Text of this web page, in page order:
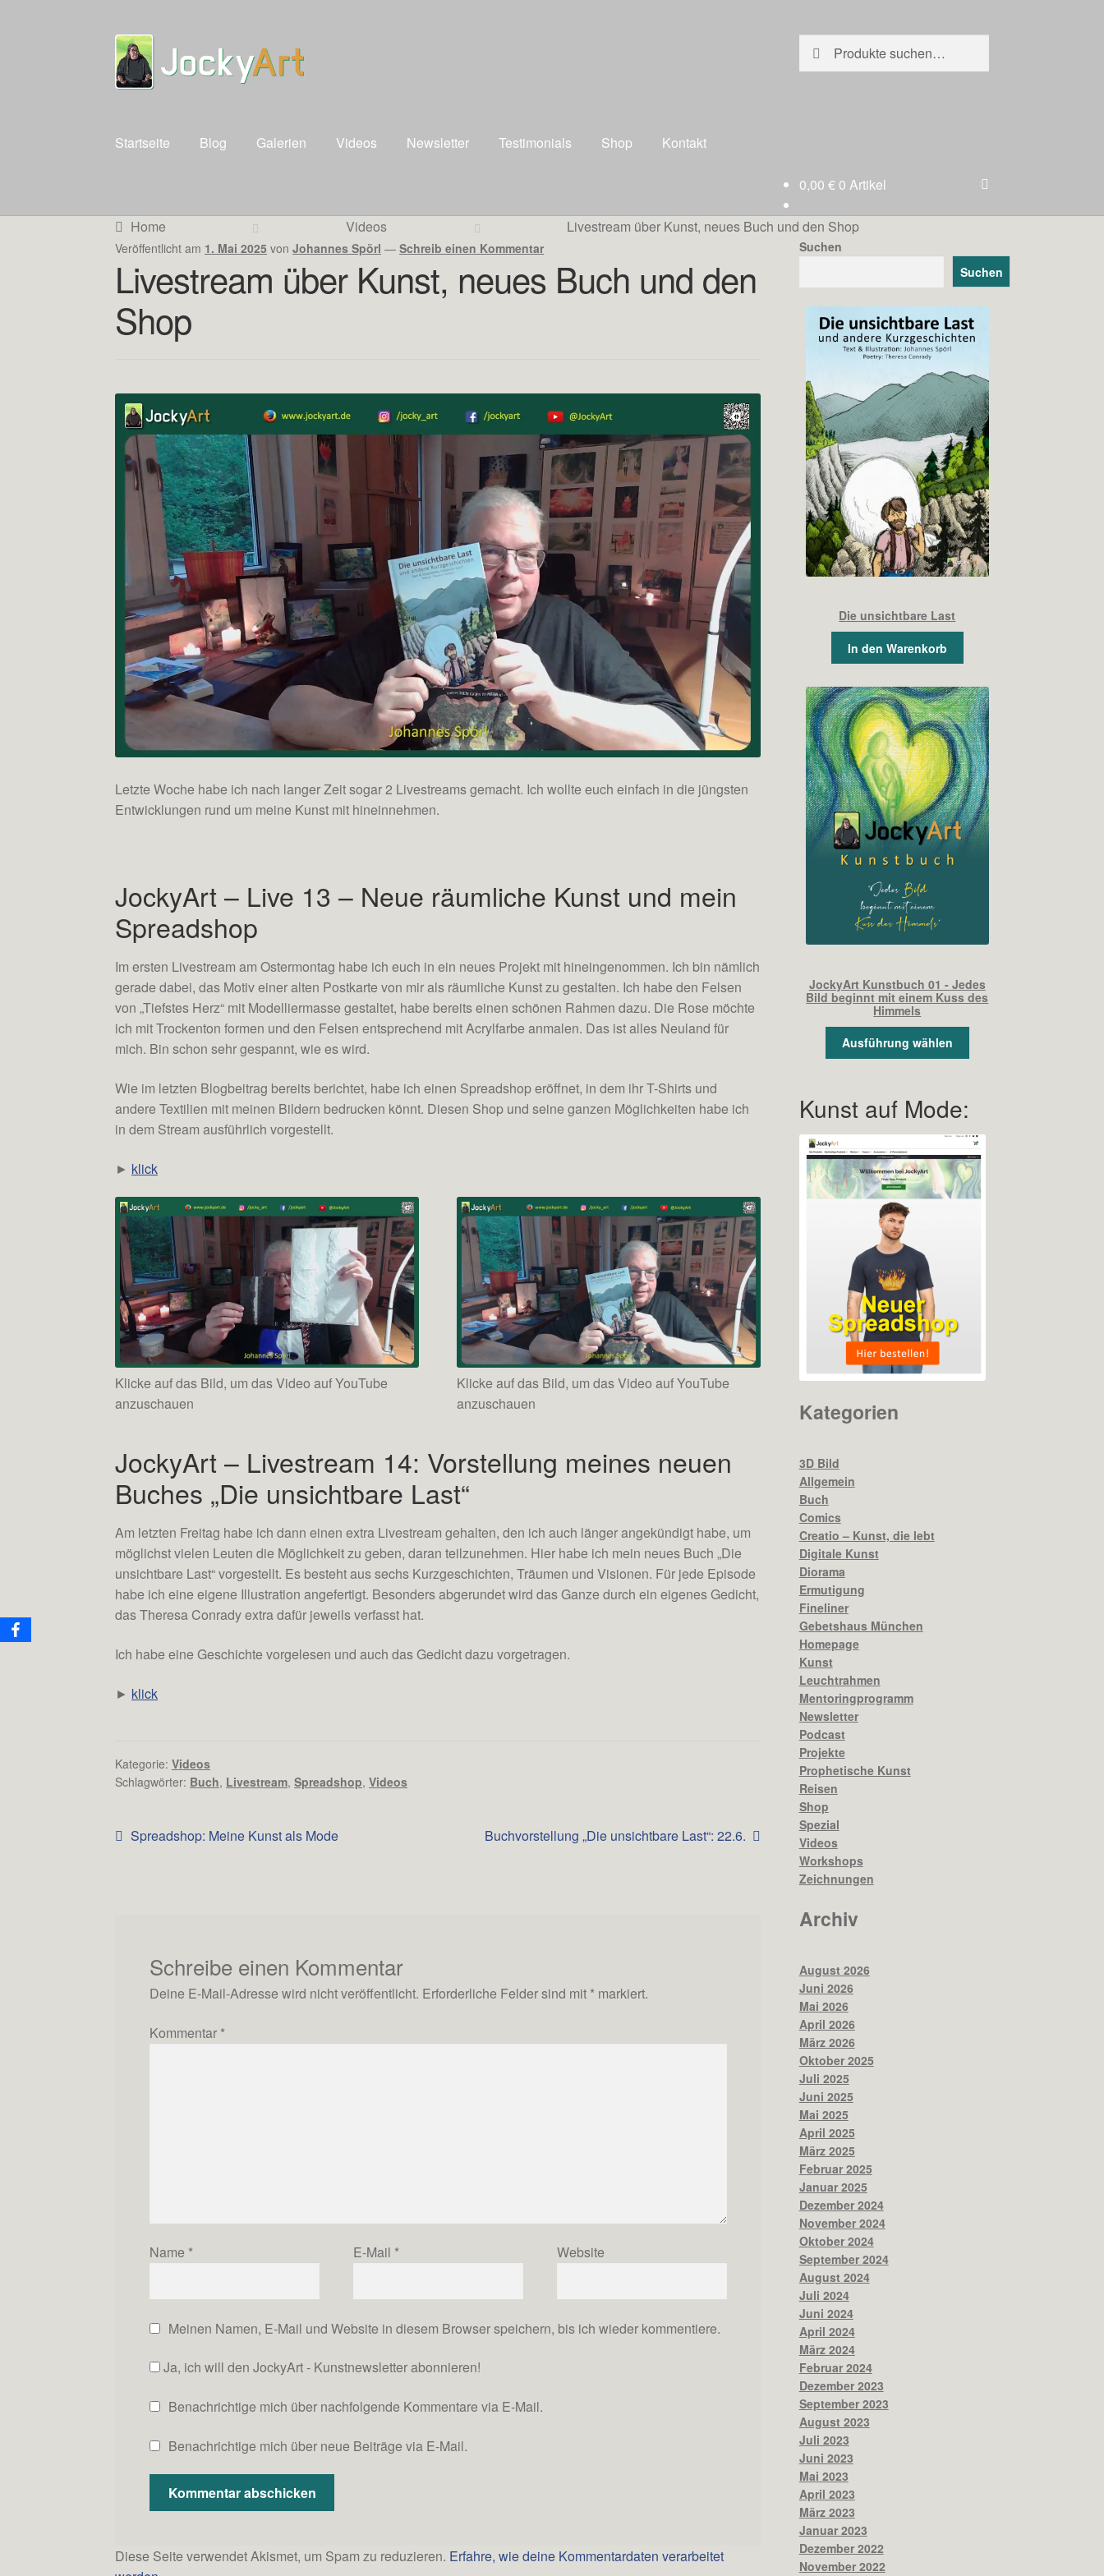
Zur
Navigation
springen
Zum
Inhalt
springen
Suche
nach:
Suche
Startseite Blog Galerien Videos Newsletter Testimonials Shop Kontakt
0,00 € 0 Artikel
Home Videos Livestream über Kunst, neues Buch und den Shop
Veröffentlicht am 1. Mai 2025 vonJohannes Spörl —Schreib einen Kommentar
Livestream über Kunst, neues Buch und den
Shop
Letzte Woche habe ich nach langer Zeit sogar 2 Livestreams gemacht. Ich wollte euch einfach in die jüngsten
Entwicklungen rund um meine Kunst mit hineinnehmen.
JockyArt – Live 13 – Neue räumliche Kunst und mein
Spreadshop
Im ersten Livestream am Ostermontag habe ich euch in ein neues Projekt mit hineingenommen. Ich bin nämlich
gerade dabei, das Motiv einer alten Postkarte von mir als räumliche Kunst zu gestalten. Ich habe den Felsen
von „Tiefstes Herz“ mit Modelliermasse gestaltet, habe bereits einen schönen Rahmen dazu. Die Rose möchte
ich mit Trockenton formen und den Felsen entsprechend mit Acrylfarbe anmalen. Das ist alles Neuland für
mich. Bin schon sehr gespannt, wie es wird.
Wie im letzten Blogbeitrag bereits berichtet, habe ich einen Spreadshop eröffnet, in dem ihr T-Shirts und
andere Textilien mit meinen Bildern bedrucken könnt. Diesen Shop und seine ganzen Möglichkeiten habe ich
in dem Stream ausführlich vorgestellt.
► klick
Klicke auf das Bild, um das Video auf YouTube
anzuschauen
Klicke auf das Bild, um das Video auf YouTube
anzuschauen
JockyArt – Livestream 14: Vorstellung meines neuen
Buches „Die unsichtbare Last“
Am letzten Freitag habe ich dann einen extra Livestream gehalten, den ich auch länger angekündigt habe, um
möglichst vielen Leuten die Möglichkeit zu geben, daran teilzunehmen. Hier habe ich mein neues Buch „Die
unsichtbare Last“ vorgestellt. Es besteht aus sechs Kurzgeschichten, Träumen und Visionen. Für jede Episode
habe ich eine eigene Illustration angefertigt. Besonders abgerundet wird das Ganze durch ein eigenes Gedicht,
das Theresa Conrady extra dafür jeweils verfasst hat.
Ich habe eine Geschichte vorgelesen und auch das Gedicht dazu vorgetragen.
► klick
Kategorie:Videos
Schlagwörter: Buch, Livestream,Spreadshop,Videos
Beitrags-
Vorheriger
Spreadshop: Meine Kunst als Mode
Nächster
Buchvorstellung „Die unsichtbare Last“: 22.6.
Schreibe einen Kommentar
Deine E-Mail-Adresse wird nicht veröffentlicht. Erforderliche Felder sind mit * markiert.
Kommentar *
Name * E-Mail * Website
Meinen Namen, E-Mail und Website in diesem Browser speichern, bis ich wieder kommentiere.
Ja, ich will den JockyArt - Kunstnewsletter abonnieren!
Benachrichtige mich über nachfolgende Kommentare via E-Mail.
Benachrichtige mich über neue Beiträge via E-Mail.
Diese Seite verwendet Akismet, um Spam zu reduzieren. Erfahre, wie deine Kommentardaten verarbeitet
Suchen
Suchen
Die unsichtbare Last
In den Warenkorb
JockyArt Kunstbuch 01 - Jedes
Bild beginnt mit einem Kuss des
Himmels
Ausführung wählen
Kunst auf Mode:
Kategorien
3D Bild
Allgemein
Buch
Comics
Creatio – Kunst, die lebt
Digitale Kunst
Diorama
Ermutigung
Fineliner
Gebetshaus München
Homepage
Kunst
Leuchtrahmen
Mentoringprogramm
Newsletter
Podcast
Projekte
Prophetische Kunst
Reisen
Shop
Spezial
Videos
Workshops
Zeichnungen
Archiv
August 2026
Juni 2026
Mai 2026
April 2026
März 2026
Oktober 2025
Juli 2025
Juni 2025
Mai 2025
April 2025
März 2025
Februar 2025
Januar 2025
Dezember 2024
November 2024
Oktober 2024
September 2024
August 2024
Juli 2024
Juni 2024
April 2024
März 2024
Februar 2024
Dezember 2023
September 2023
August 2023
Juli 2023
Juni 2023
Mai 2023
April 2023
März 2023
Januar 2023
Dezember 2022
November 2022